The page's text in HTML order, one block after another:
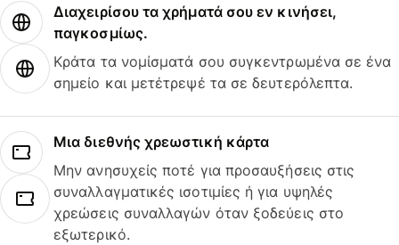
Διαχειρίσου τα χρήματά σου εν κινήσει,
παγκοσμίως.
Κράτα τα νομίσματά σου συγκεντρωμένα σε ένα
σημείο και μετέτρεψέ τα σε δευτερόλεπτα.
Μια διεθνής χρεωστική κάρτα
Μην ανησυχείς ποτέ για προσαυξήσεις στις
συναλλαγματικές ισοτιμίες ή για υψηλές
χρεώσεις συναλλαγών όταν ξοδεύεις στο
εξωτερικό.